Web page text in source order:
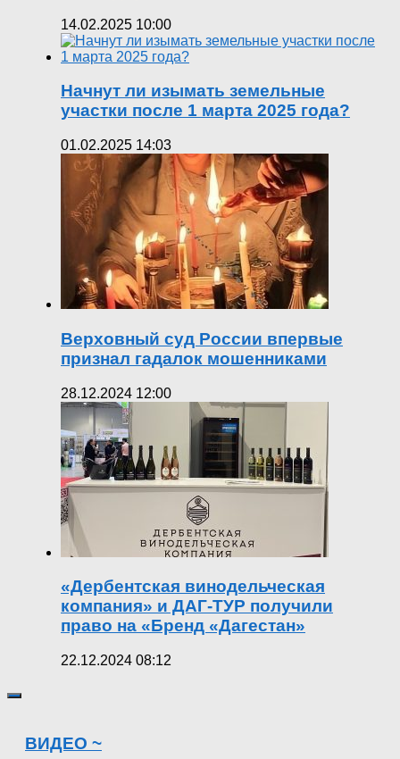
14.02.2025 10:00
Начнут ли изымать земельные
участки после 1 марта 2025 года?
01.02.2025 14:03
Верховный суд России впервые
признал гадалок мошенниками
28.12.2024 12:00
«Дербентская винодельческая
компания» и ДАГ-ТУР получили
право на «Бренд «Дагестан»
22.12.2024 08:12
ВИДЕО ~